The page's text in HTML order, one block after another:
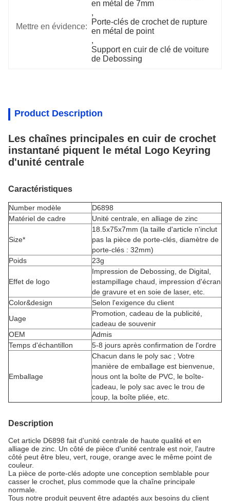
Mettre en évidence:
en métal de 7mm
,
Porte-clés de crochet de rupture
en métal de point
,
Support en cuir de clé de voiture
de Debossing
Product Description
Les chaînes principales en cuir de crochet
instantané piquent le métal Logo Keyring
d'unité centrale
Caractéristiques
Number modèle
D6898
Matériel de cadre
Unité centrale, en alliage de zinc
Size*
18.5x75x7mm (la taille d'article n'inclut
pas la pièce de porte-clés, diamètre de
porte-clés : 32mm)
Poids
23g
Effet de logo
Impression de Debossing, de Digital,
estampillage chaud, impression d'écran
de gravure et en soie de laser, etc.
Color&design
Selon l'exigence du client
Uage
Promotion, cadeau de la publicité,
cadeau de souvenir
OEM
Admis
Temps d'échantillon
5-8 jours après confirmation de l'ordre
Emballage
Chacun dans le poly sac ; Votre
manière de emballage est bienvenue,
nous ont la boîte de PVC, le boîte-
cadeau, le poly sac avec le trou de
coup, la boîte pliée, etc.
Description
Cet article D6898 fait d'unité centrale de haute qualité et en
alliage de zinc. Un côté de pièce d'unité centrale est noir, l'autre
côté peut être bleu, vert, rouge, orange avec le même point de
couleur.
La pièce de porte-clés adopte une conception semblable pour
casser le crochet, plus commode que la chaîne principale
normale.
Tous notre produit peuvent être adaptés aux besoins du client